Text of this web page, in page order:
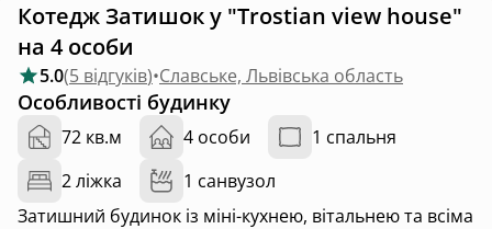
Котедж Затишок у "Trostian view house"
на 4 особи
5.0(5 відгуків)•Славське, Львівська область
Особливості будинку
72 кв.м 4 особи
1 спальня
2 ліжка
1 санвузол
Затишний будинок із міні-кухнею, вітальнею та всіма